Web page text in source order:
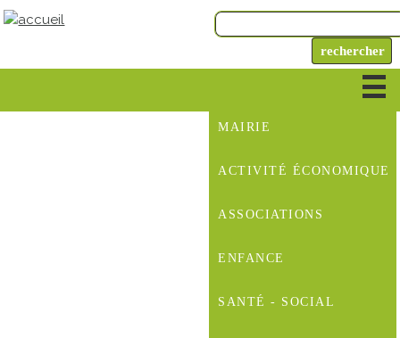
MAIRIE
ACTIVITÉ ÉCONOMIQUE
ASSOCIATIONS
ENFANCE
SANTÉ - SOCIAL